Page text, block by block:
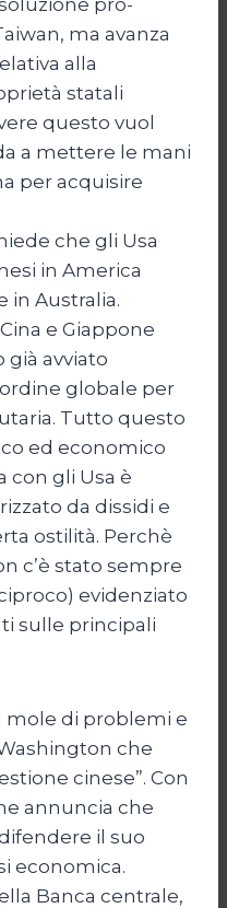
ma avanza
alla
statali
questo vuol
a mettere le mani
per acquisire
che gli Usa
in America
in Australia.
e Giappone
già avviato
globale per
Tutto questo
ed economico
con gli Usa è
da dissidi e
ostilità. Perchè
c’è stato sempre
evidenziato
sulle principali
mole di problemi e
che
cinese”. Con
annuncia che
il suo
economica.
Banca centrale,